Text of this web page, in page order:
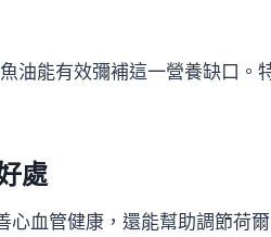
油能有效彌補這一營養缺口。
處
心血管健康，還能幫助調節荷